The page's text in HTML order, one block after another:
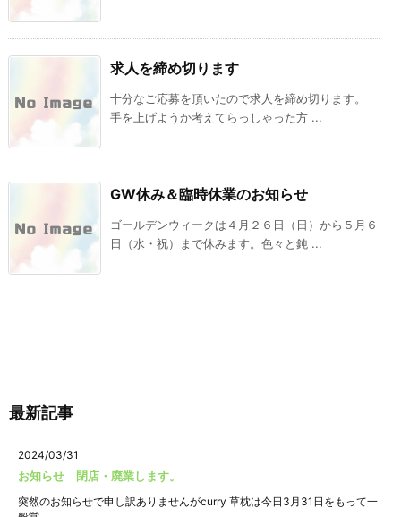
求人を締め切ります
十分なご応募を頂いたので求人を締め切ります。
手を上げようか考えてらっしゃった方 ...
GW休み＆臨時休業のお知らせ
ゴールデンウィークは４月２６日（日）から５月６
日（水・祝）まで休みます。色々と鈍 ...
最新記事
2024/03/31
お知らせ 閉店・廃業します。
突然のお知らせで申し訳ありませんがcurry 草枕は今日3月31日をもって一